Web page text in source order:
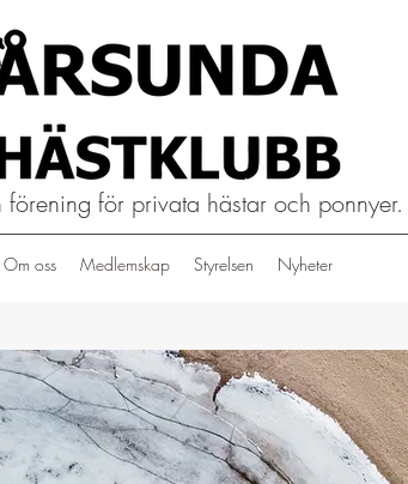
förening för privata hästar och ponnyer.
Om oss Medlemskap Styrelsen Nyheter